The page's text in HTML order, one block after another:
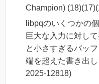
Champion)
libpqのいくつかの
巨大な入力に対し
と小さすぎるバッ
端を超えた書き出
2025-12818)